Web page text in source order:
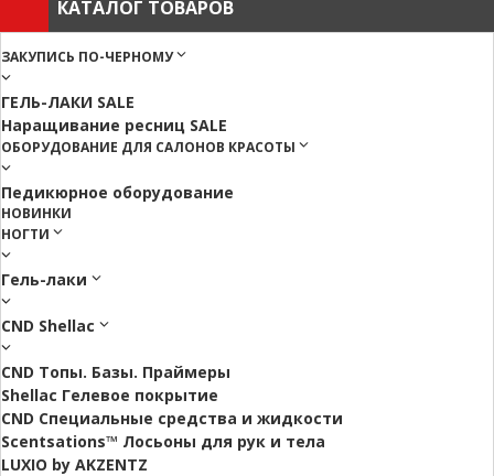
КАТАЛОГ ТОВАРОВ
ЗАКУПИСЬ ПО-ЧЕРНОМУ
ГЕЛЬ-ЛАКИ SALE
Наращивание ресниц SALE
ОБОРУДОВАНИЕ ДЛЯ САЛОНОВ КРАСОТЫ
Педикюрное оборудование
НОВИНКИ
НОГТИ
Гель-лаки
CND Shellac
CND Топы. Базы. Праймеры
Shellac Гелевое покрытие
CND Специальные средства и жидкости
Scentsations™ Лосьоны для рук и тела
LUXIO by AKZENTZ